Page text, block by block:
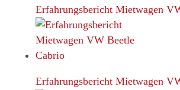
Erfahrungsbericht Mietwagen
Erfahrungsbericht Mietwagen